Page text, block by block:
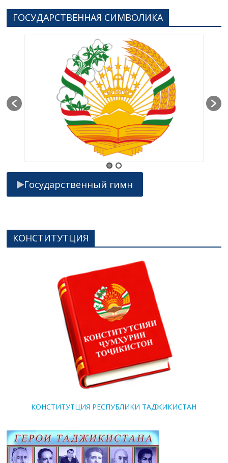
ГОСУДАРСТВЕННАЯ СИМВОЛИКА
Государственный гимн
КОНСТИТУТЦИЯ
КОНСТИТУТЦИЯ РЕСПУБЛИКИ ТАДЖИКИСТАН